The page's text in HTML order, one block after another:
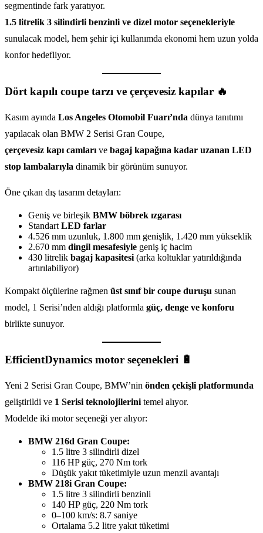
segmentinde fark yaratıyor.
1.5 litrelik 3 silindirli benzinli ve dizel motor seçenekleriyle
sunulacak model, hem şehir içi kullanımda ekonomi hem uzun yolda
konfor hedefliyor.
Dört kapılı coupe tarzı ve çerçevesiz kapılar 🔥
Kasım ayında Los Angeles Otomobil Fuarı’nda dünya tanıtımı
yapılacak olan BMW 2 Serisi Gran Coupe,
çerçevesiz kapı camları ve bagaj kapağına kadar uzanan LED
stop lambalarıyla dinamik bir görünüm sunuyor.
Öne çıkan dış tasarım detayları:
Geniş ve birleşik BMW böbrek ızgarası
Standart LED farlar
4.526 mm uzunluk, 1.800 mm genişlik, 1.420 mm yükseklik
2.670 mm dingil mesafesiyle geniş iç hacim
430 litrelik bagaj kapasitesi (arka koltuklar yatırıldığında
artırılabiliyor)
Kompakt ölçülerine rağmen üst sınıf bir coupe duruşu sunan
model, 1 Serisi’nden aldığı platformla güç, denge ve konforu
birlikte sunuyor.
EfficientDynamics motor seçenekleri 🔋
Yeni 2 Serisi Gran Coupe, BMW’nin önden çekişli platformunda
geliştirildi ve 1 Serisi teknolojilerini temel alıyor.
Modelde iki motor seçeneği yer alıyor:
BMW 216d Gran Coupe:
1.5 litre 3 silindirli dizel
116 HP güç, 270 Nm tork
Düşük yakıt tüketimiyle uzun menzil avantajı
BMW 218i Gran Coupe:
1.5 litre 3 silindirli benzinli
140 HP güç, 220 Nm tork
0–100 km/s: 8.7 saniye
Ortalama 5.2 litre yakıt tüketimi